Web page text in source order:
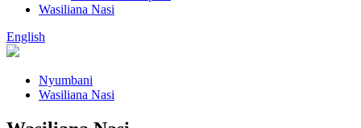
Wasiliana Nasi
English
Nyumbani
Wasiliana Nasi